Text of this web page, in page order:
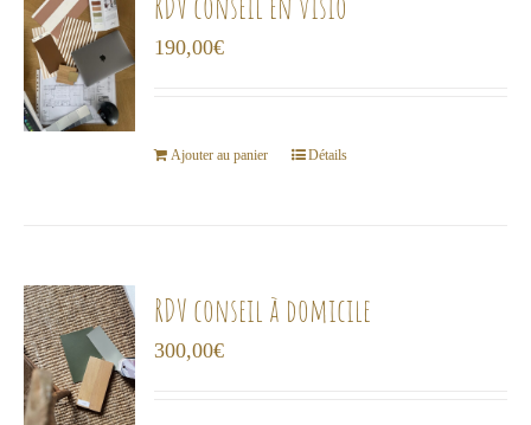
190,00€
Ajouter au panier Détails
RDV conseil à domicile
300,00€